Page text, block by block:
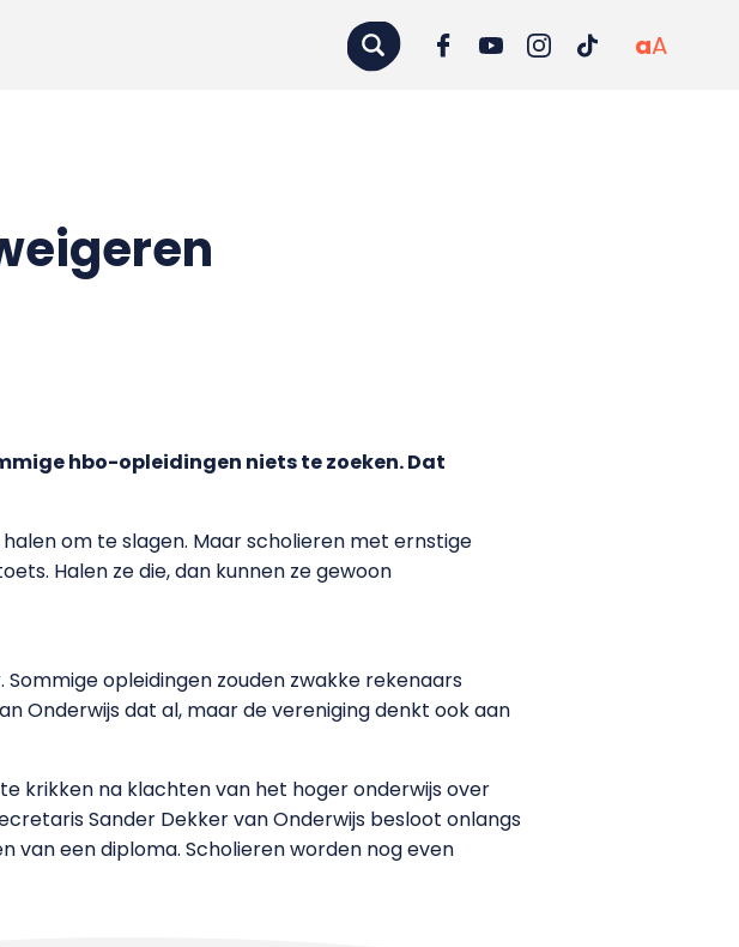
aA
hbo-opleidingen niets te zoeken. Dat
om te slagen. Maar scholieren met ernstige
Halen ze die, dan kunnen ze gewoon
opleidingen zouden zwakke rekenaars
Onderwijs dat al, maar de vereniging denkt ook aan
krikken na klachten van het hoger onderwijs over
Sander Dekker van Onderwijs besloot onlangs
van een diploma. Scholieren worden nog even